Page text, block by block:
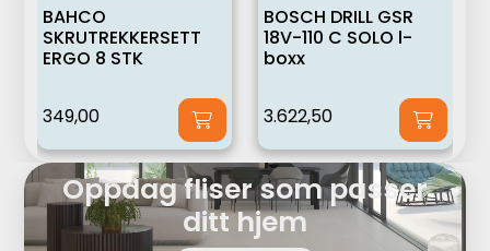
BAHCO
SKRUTREKKERSETT
ERGO 8 STK
349,00
BOSCH DRILL GSR
18V-110 C SOLO l-
boxx
3.622,50
Oppdag fliser som passer
ditt hjem